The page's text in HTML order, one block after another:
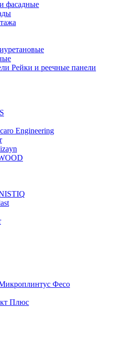
фасадные
Рейки и реечные панели
Engineering
Фесо
Плюс